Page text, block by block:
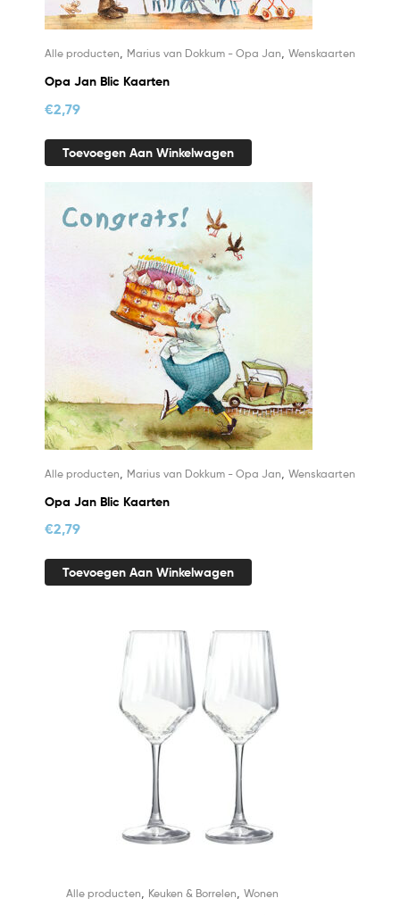
Alle producten, Marius van Dokkum - Opa Jan, Wenskaarten
Opa Jan Blic Kaarten
€2,79
Toevoegen Aan Winkelwagen
Alle producten Marius van Dokkum - Opa Jan Wenskaarten
Opa Jan Blic Kaarten
€2,79
Toevoegen Aan Winkelwagen
Alle producten Keuken & Borrelen Wonen